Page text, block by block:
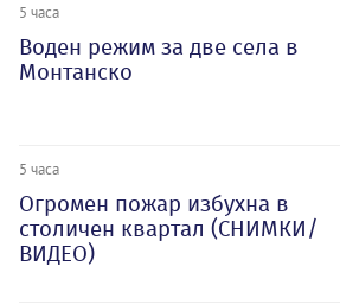
5 часа
Воден режим за две села в
Монтанско
5 часа
Огромен пожар избухна в
столичен квартал (СНИМКИ/
ВИДЕО)